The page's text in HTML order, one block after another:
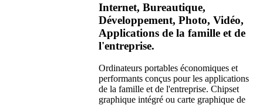
Internet, Bureautique,
Développement, Photo, Vidéo,
Applications de la famille et de
l'entreprise.
Ordinateurs portables économiques et
performants conçus pour les applications
de la famille et de l'entreprise. Chipset
graphique intégré ou carte graphique de